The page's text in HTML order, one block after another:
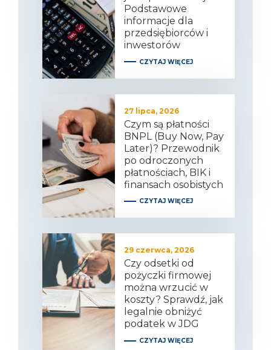
Podstawowe
informacje dla
przedsiębiorców i
inwestorów
CZYTAJ WIĘCEJ
27 lipca, 2026
Czym są płatności
BNPL (Buy Now, Pay
Later)? Przewodnik
po odroczonych
płatnościach, BIK i
finansach osobistych
CZYTAJ WIĘCEJ
29 czerwca, 2026
Czy odsetki od
pożyczki firmowej
można wrzucić w
koszty? Sprawdź, jak
legalnie obniżyć
podatek w JDG
CZYTAJ WIĘCEJ